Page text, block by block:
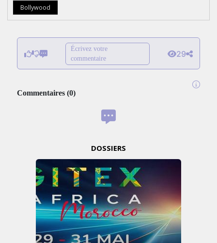
Bollywood
Écrivez votre
commentaire
29
Commentaires (0)
DOSSIERS